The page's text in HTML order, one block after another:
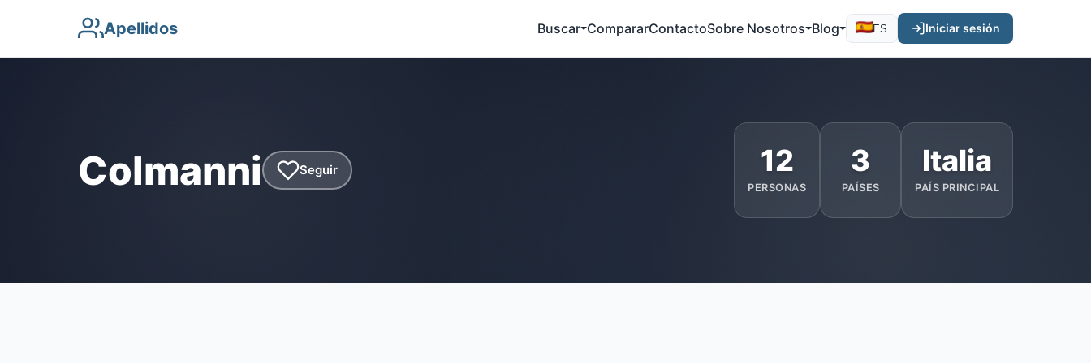
Apellidos Buscar CompararContactoSobre Nosotros Blog ES Iniciar sesión
Colmanni Seguir 12
PERSONAS
3
PAÍSES
Italia
PAÍS PRINCIPAL